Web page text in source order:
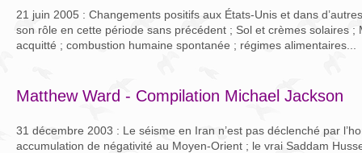
21 juin 2005 : Changements positifs aux États-Unis et dans
son rôle en cette période sans précédent ; Sol et crèmes solaires ;
acquitté ; combustion humaine spontanée ; régimes alimentaires...
Matthew Ward - Compilation Michael Jackson
31 décembre 2003 : Le séisme en Iran n’est pas déclenché par
accumulation de négativité au Moyen-Orient ; le vrai Saddam